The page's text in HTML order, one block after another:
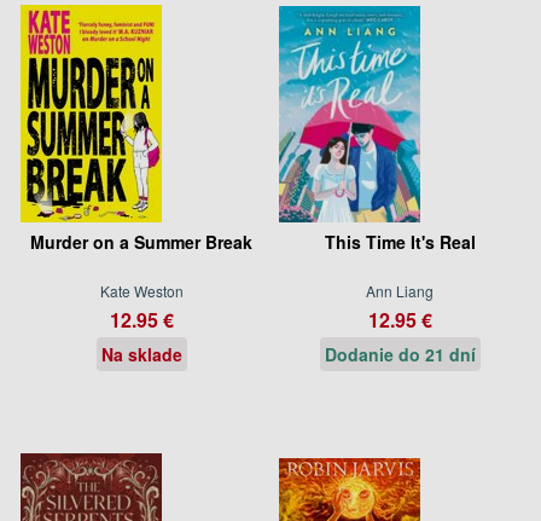
Murder on a Summer Break
Kate Weston
12.95 €
Na sklade
This Time It's Real
Ann Liang
12.95 €
Dodanie do 21 dní